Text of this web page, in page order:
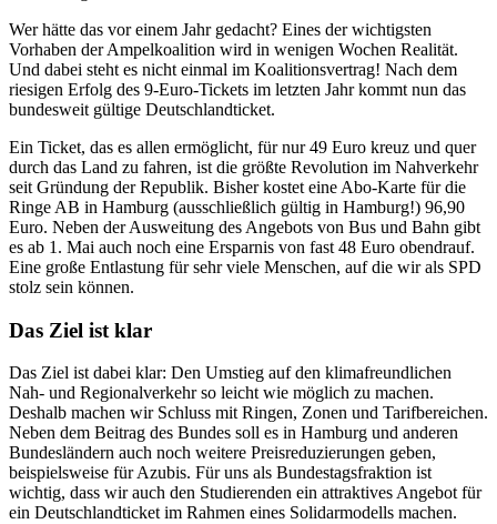
Wer hätte das vor einem Jahr gedacht? Eines der wichtigsten
Vorhaben der Ampelkoalition wird in wenigen Wochen Realität.
Und dabei steht es nicht einmal im Koalitionsvertrag! Nach dem
riesigen Erfolg des 9-Euro-Tickets im letzten Jahr kommt nun das
bundesweit gültige Deutschlandticket.
Ein Ticket, das es allen ermöglicht, für nur 49 Euro kreuz und quer
durch das Land zu fahren, ist die größte Revolution im Nahverkehr
seit Gründung der Republik. Bisher kostet eine Abo-Karte für die
Ringe AB in Hamburg (ausschließlich gültig in Hamburg!) 96,90
Euro. Neben der Ausweitung des Angebots von Bus und Bahn gibt
es ab 1. Mai auch noch eine Ersparnis von fast 48 Euro obendrauf.
Eine große Entlastung für sehr viele Menschen, auf die wir als SPD
stolz sein können.
Das Ziel ist klar
Das Ziel ist dabei klar: Den Umstieg auf den klimafreundlichen
Nah- und Regionalverkehr so leicht wie möglich zu machen.
Deshalb machen wir Schluss mit Ringen, Zonen und Tarifbereichen.
Neben dem Beitrag des Bundes soll es in Hamburg und anderen
Bundesländern auch noch weitere Preisreduzierungen geben,
beispielsweise für Azubis. Für uns als Bundestagsfraktion ist
wichtig, dass wir auch den Studierenden ein attraktives Angebot für
ein Deutschlandticket im Rahmen eines Solidarmodells machen.